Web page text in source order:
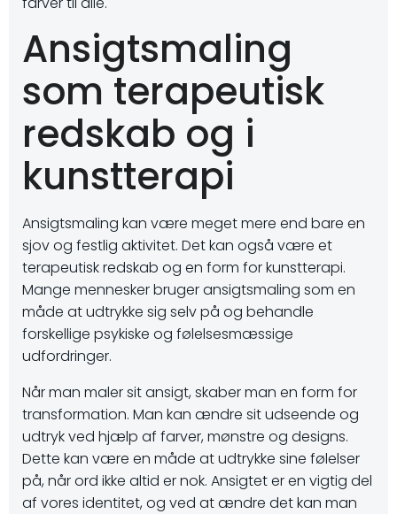
Ansigtsmaling
som terapeutisk
redskab og i
kunstterapi
Ansigtsmaling kan være meget mere end bare en
sjov og festlig aktivitet. Det kan også være et
terapeutisk redskab og en form for kunstterapi.
Mange mennesker bruger ansigtsmaling som en
måde at udtrykke sig selv på og behandle
forskellige psykiske og følelsesmæssige
udfordringer.
Når man maler sit ansigt, skaber man en form for
transformation. Man kan ændre sit udseende og
udtryk ved hjælp af farver, mønstre og designs.
Dette kan være en måde at udtrykke sine følelser
på, når ord ikke altid er nok. Ansigtet er en vigtig del
af vores identitet, og ved at ændre det kan man